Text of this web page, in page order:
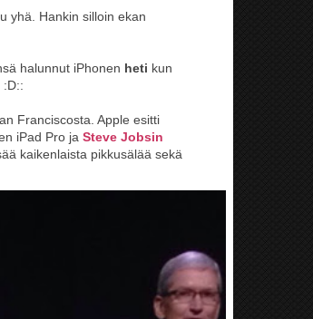
yhä. Hankin silloin ekan
halunnut iPhonen heti kun
:D::
Franciscosta. Apple esitti
iPad Pro ja Steve Jobsin
kaikenlaista pikkusälää sekä